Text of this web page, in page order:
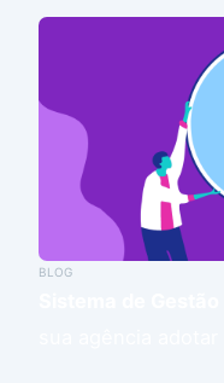
BLOG